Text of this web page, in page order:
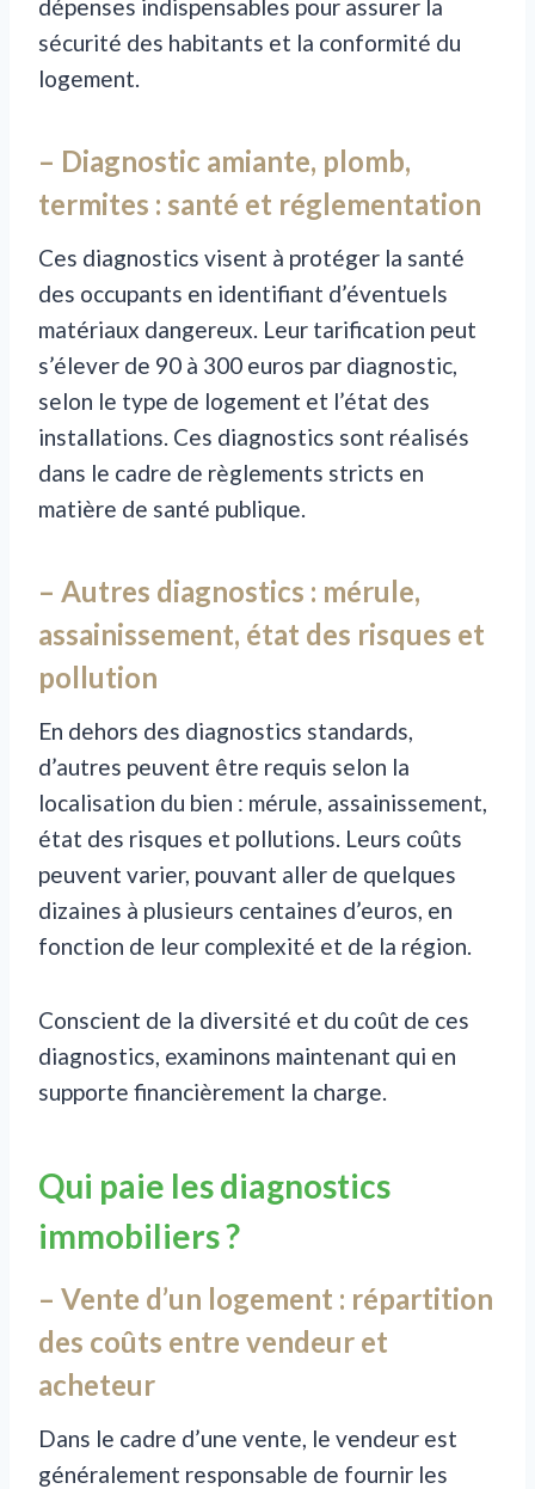
dépenses indispensables pour assurer la
sécurité des habitants et la conformité du
logement.
– Diagnostic amiante, plomb,
termites : santé et réglementation
Ces diagnostics visent à protéger la santé
des occupants en identifiant d’éventuels
matériaux dangereux. Leur tarification peut
s’élever de 90 à 300 euros par diagnostic,
selon le type de logement et l’état des
installations. Ces diagnostics sont réalisés
dans le cadre de règlements stricts en
matière de santé publique.
– Autres diagnostics : mérule,
assainissement, état des risques et
pollution
En dehors des diagnostics standards,
d’autres peuvent être requis selon la
localisation du bien : mérule, assainissement,
état des risques et pollutions. Leurs coûts
peuvent varier, pouvant aller de quelques
dizaines à plusieurs centaines d’euros, en
fonction de leur complexité et de la région.
Conscient de la diversité et du coût de ces
diagnostics, examinons maintenant qui en
supporte financièrement la charge.
Qui paie les diagnostics
immobiliers ?
– Vente d’un logement : répartition
des coûts entre vendeur et
acheteur
Dans le cadre d’une vente, le vendeur est
généralement responsable de fournir les